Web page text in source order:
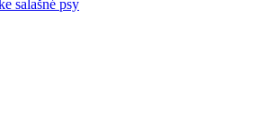
salašné psy